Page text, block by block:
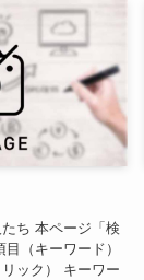
ち 本ページ「検
（キーワード）
ック） キーワー